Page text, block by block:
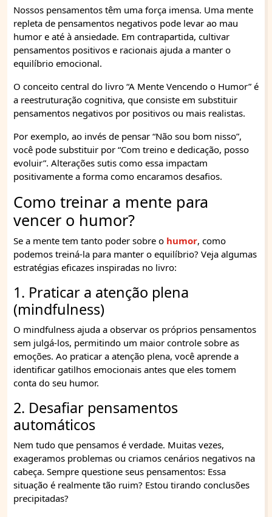
Nossos pensamentos têm uma força imensa. Uma mente
repleta de pensamentos negativos pode levar ao mau
humor e até à ansiedade. Em contrapartida, cultivar
pensamentos positivos e racionais ajuda a manter o
equilíbrio emocional.
O conceito central do livro “A Mente Vencendo o Humor” é
a reestruturação cognitiva, que consiste em substituir
pensamentos negativos por positivos ou mais realistas.
Por exemplo, ao invés de pensar “Não sou bom nisso”,
você pode substituir por “Com treino e dedicação, posso
evoluir”. Alterações sutis como essa impactam
positivamente a forma como encaramos desafios.
Como treinar a mente para
vencer o humor?
Se a mente tem tanto poder sobre o humor, como
podemos treiná-la para manter o equilíbrio? Veja algumas
estratégias eficazes inspiradas no livro:
1. Praticar a atenção plena
(mindfulness)
O mindfulness ajuda a observar os próprios pensamentos
sem julgá-los, permitindo um maior controle sobre as
emoções. Ao praticar a atenção plena, você aprende a
identificar gatilhos emocionais antes que eles tomem
conta do seu humor.
2. Desafiar pensamentos
automáticos
Nem tudo que pensamos é verdade. Muitas vezes,
exageramos problemas ou criamos cenários negativos na
cabeça. Sempre questione seus pensamentos: Essa
situação é realmente tão ruim? Estou tirando conclusões
precipitadas?